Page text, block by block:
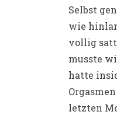
Selbst
wie
vollig
musste
hatte
letzten